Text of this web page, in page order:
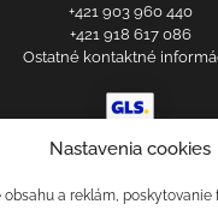
Nastavenia cookies
obsahu a reklám,
Prihlásenie zákazníka
Zásady ochrany osobných
+421 903 960 440
+421 918 617 086
Ostatné kontaktné